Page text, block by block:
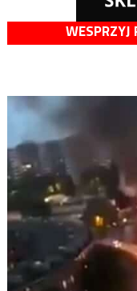
WESPRZYJ